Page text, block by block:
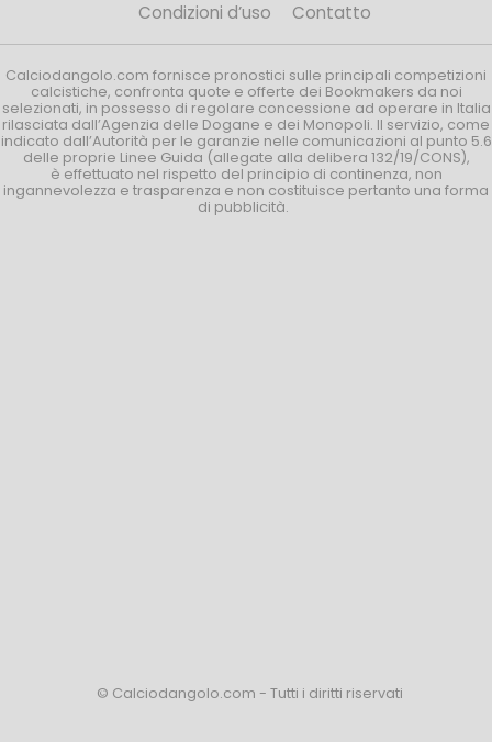
Condizioni d’uso
Contatto
Calciodangolo.com fornisce pronostici sulle principali competizioni
calcistiche, confronta quote e offerte dei Bookmakers da noi
selezionati, in possesso di regolare concessione ad operare in Italia
rilasciata dall’Agenzia delle Dogane e dei Monopoli. Il servizio, come
indicato dall’Autorità per le garanzie nelle comunicazioni al punto 5.6
delle proprie Linee Guida (allegate alla delibera 132/19/CONS),
è effettuato nel rispetto del principio di continenza, non
ingannevolezza e trasparenza e non costituisce pertanto una forma
di pubblicità.
© Calciodangolo.com - Tutti i diritti riservati